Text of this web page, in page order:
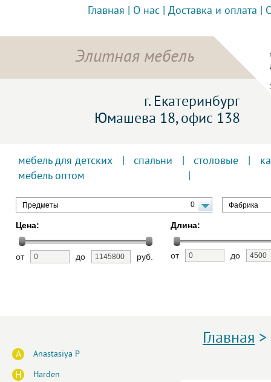
Главная О нас Доставка и оплата
Элитная мебель
г. Екатеринбург
Юмашева 18, офис 138
мебель для детских спальни столовые
мебель оптом
Предметы 0 Фабрика
Цена:
от до руб.
Длина:
от до
A Anastasiya P
H Harden
Главная >